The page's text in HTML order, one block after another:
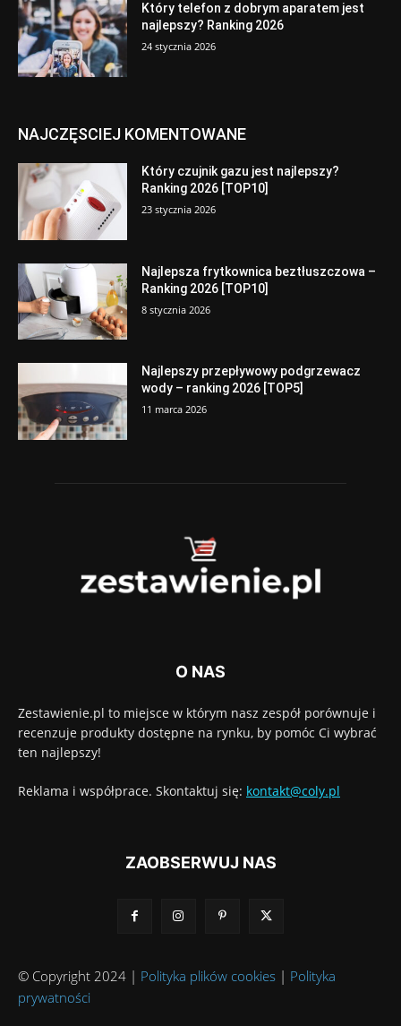
Który telefon z dobrym aparatem jest
najlepszy? Ranking 2026
24 stycznia 2026
NAJCZĘSCIEJ KOMENTOWANE
Który czujnik gazu jest najlepszy?
Ranking 2026 [TOP10]
23 stycznia 2026
Najlepsza frytkownica beztłuszczowa –
Ranking 2026 [TOP10]
8 stycznia 2026
Najlepszy przepływowy podgrzewacz
wody – ranking 2026 [TOP5]
11 marca 2026
O NAS
Zestawienie.pl to miejsce w którym nasz zespół porównuje i
recenzuje produkty dostępne na rynku, by pomóc Ci wybrać
ten najlepszy!
Reklama i współprace. Skontaktuj się: kontakt@coly.pl
ZAOBSERWUJ NAS
© Copyright 2024 | Polityka plików cookies | Polityka
prywatności